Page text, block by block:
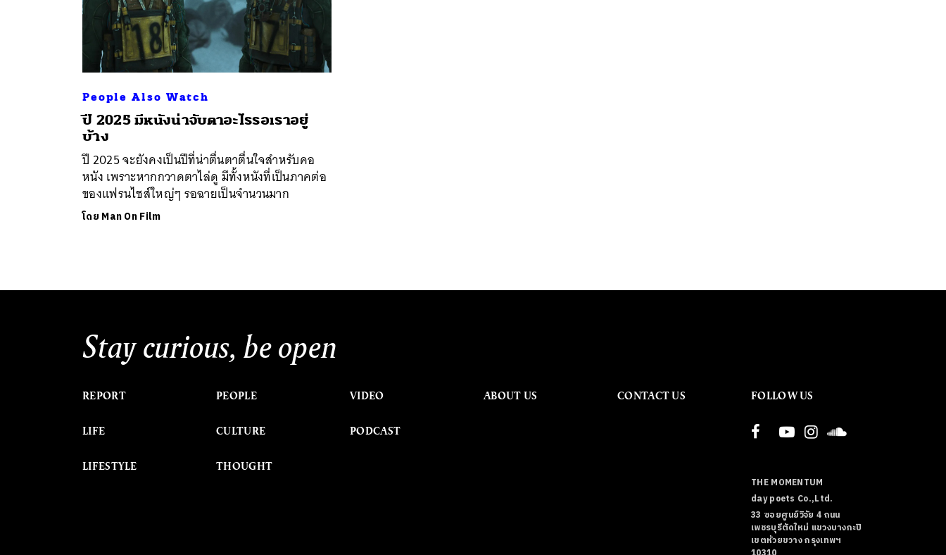
People Also Watch
ปี 2025 มีหนังน่าจับตาอะไรรอเราอยู่
บ้าง
ปี 2025 จะยังคงเป็นปีที่น่าตื่นตาตื่นใจสำหรับคอ
หนัง เพราะหากกวาดตาไล่ดู มีทั้งหนังที่เป็นภาคต่อ
ของแฟรนไชส์ใหญ่ๆ รอฉายเป็นจำนวนมาก
โดย Man On Film
Stay curious, be open
REPORT
LIFE
LIFESTYLE
PEOPLE
CULTURE
THOUGHT
VIDEO
PODCAST
ABOUT US CONTACT US FOLLOW US
THE MOMENTUM
day poets Co.,Ltd.
33 ซอยศูนย์วิจัย 4 ถนน
เพชรบุรีตัดใหม่ แขวงบางกะปิ
เขตห้วยขวาง กรุงเทพฯ
ค้นหา